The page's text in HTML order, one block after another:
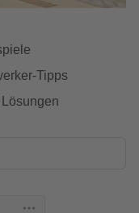
Tipps